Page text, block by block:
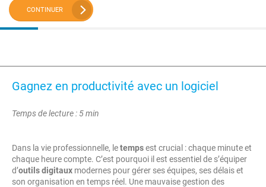
CONTINUER
Gagnez en productivité avec un logiciel
Temps de lecture : 5 min
Dans la vie professionnelle, letempsest crucial : chaque minute et
chaque heure compte. C’est pourquoi il est essentiel de s’équiper
d’outils digitaux modernes pour gérer ses équipes, ses délais et
son organisation en temps réel. Une mauvaise gestion des